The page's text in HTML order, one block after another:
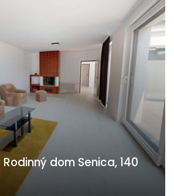
Rodinný dom Senica, 140